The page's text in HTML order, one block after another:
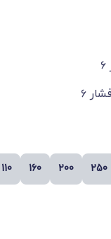
250
200
160
110